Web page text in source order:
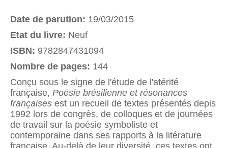
Date de parution: 19/03/2015
Etat du livre: Neuf
ISBN: 9782847431094
Nombre de pages: 144
Conçu sous le signe de l'étude de l'atérité
française, Poésie brésilienne et résonances
françaises est un recueil de textes présentés depis
1992 lors de congrès, de colloques et de journées
de travail sur la poésie symboliste et
contemporaine dans ses rapports à la litérature
française. Au-delà de leur diversité, ces textes ont